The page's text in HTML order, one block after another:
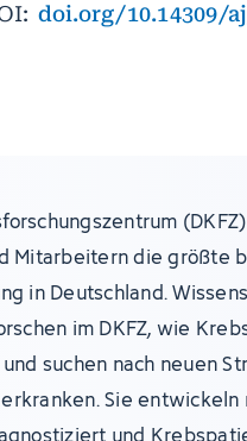
doi.org/10.14309/
Mitarbeitern die größte
in Deutschland.
im DKFZ, wie
suchen nach neuen
Sie